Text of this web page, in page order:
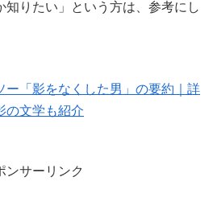
知りたい」という方は、参考にし
ー「影をなくした男」の要約｜詳
の文学も紹介
ンサーリンク